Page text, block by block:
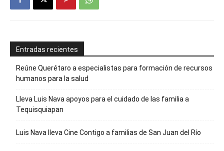
Entradas recientes
Reúne Querétaro a especialistas para formación de recursos
humanos para la salud
Lleva Luis Nava apoyos para el cuidado de las familia a
Tequisquiapan
Luis Nava lleva Cine Contigo a familias de San Juan del Río